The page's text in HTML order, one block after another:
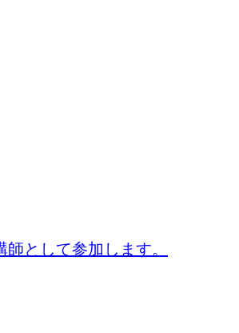
として参加します。